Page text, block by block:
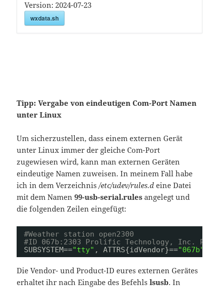
Version:2024-07-23
wxdata.sh
Tipp: Vergabe von eindeutigen Com-Port Namen
unter Linux
Um sicherzustellen, dass einem externen Gerät
unter Linux immer der gleiche Com-Port
zugewiesen wird, kann man externen Geräten
eindeutige Namen zuweisen. In meinem Fall habe
ich in dem Verzeichnis/etc/udev/rules.d eine Datei
mit dem Namen99-usb-serial.rules angelegt und
die folgenden Zeilen eingefügt:
#Weather station open2300
#ID 067b:2303 Prolific Technology, Inc.
SUBSYSTEM=="tty" , ATTRS{idVendor}=="067b"
Die Vendor- und Product-ID eures externen Gerätes
erhaltet ihr nach Eingabe des Befehlslsusb. In